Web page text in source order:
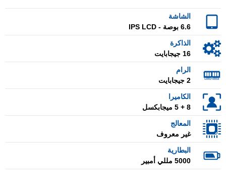
الشاشة
6.6 بوصة - IPS LCD
الذاكرة
16 جيجابايت
الرام
2 جيجابايت
الكاميرا
8 + 5 ميجابكسل
المعالج
غير معروف
البطارية
5000 مللي أمبير